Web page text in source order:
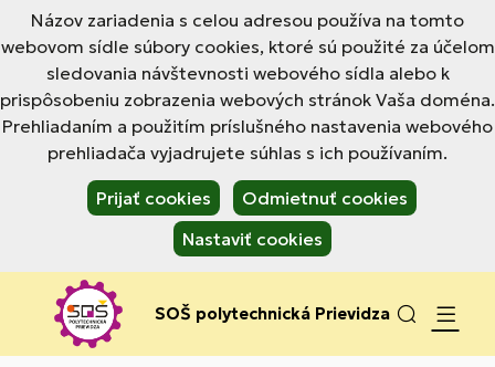
Názov zariadenia s celou adresou používa na tomto
webovom sídle súbory cookies, ktoré sú použité za účelom
sledovania návštevnosti webového sídla alebo k
prispôsobeniu zobrazenia webových stránok Vaša doména.
Prehliadaním a použitím príslušného nastavenia webového
prehliadača vyjadrujete súhlas s ich používaním.
Prijať cookies
Odmietnuť cookies
Nastaviť cookies
SOŠ polytechnická Prievidza